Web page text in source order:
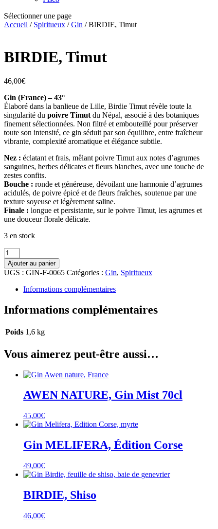
Sélectionner une page
Accueil / Spiritueux /Gin / BIRDIE, Timut
BIRDIE, Timut
46,00€
Gin (France) – 43°
Élaboré dans la banlieue de Lille, Birdie Timut révèle toute la
singularité du poivre Timut du Népal, associé à des botaniques
finement sélectionnées. Non filtré et embouteillé pour préserver
toute son intensité, ce gin séduit par son équilibre, entre fraîcheur
vibrante, complexité aromatique et élégance subtile.
Nez : éclatant et frais, mêlant poivre Timut aux notes d’agrumes
sanguines, herbes délicates et fleurs blanches, avec une touche de
zestes confits.
Bouche : ronde et généreuse, dévoilant une harmonie d’agrumes
acidulés, de poivre épicé et de fleurs fraîches, soutenue par une
texture soyeuse et légèrement saline.
Finale : longue et persistante, sur le poivre Timut, les agrumes et
une douceur florale délicate.
3 en stock
quantité
de
BIRDIE,
Timut
Ajouter au panier
UGS : GIN-F-0065 Catégories : Gin, Spiritueux
Informations complémentaires
Informations complémentaires
Poids 1,6 kg
Vous aimerez peut-être aussi…
AWEN NATURE, Gin Mist 70cl
45,00€
Gin MELIFERA, Édition Corse
49,00€
BIRDIE, Shiso
46,00€